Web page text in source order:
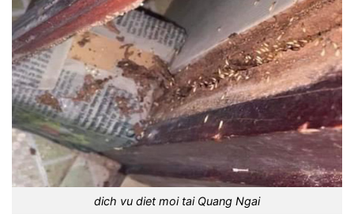
dich vu diet moi tai Quang Ngai